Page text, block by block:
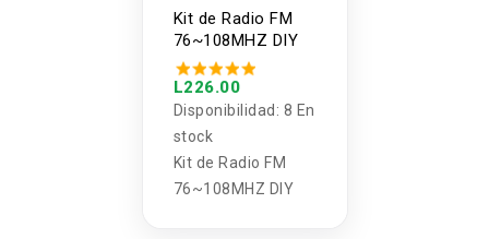
Kit de Radio FM
76~108MHZ DIY
L226.00
Disponibilidad: 8 En
stock
Kit de Radio FM
76~108MHZ DIY